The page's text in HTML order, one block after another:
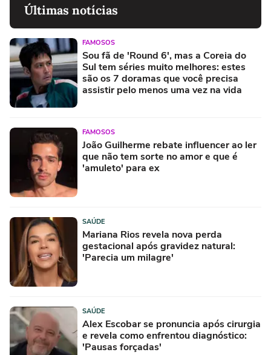
Últimas notícias
FAMOSOS
Sou fã de 'Round 6', mas a Coreia do
Sul tem séries muito melhores: estes
são os 7 doramas que você precisa
assistir pelo menos uma vez na vida
FAMOSOS
João Guilherme rebate influencer ao ler
que não tem sorte no amor e que é
'amuleto' para ex
SAÚDE
Mariana Rios revela nova perda
gestacional após gravidez natural:
'Parecia um milagre'
SAÚDE
Alex Escobar se pronuncia após cirurgia
e revela como enfrentou diagnóstico:
'Pausas forçadas'